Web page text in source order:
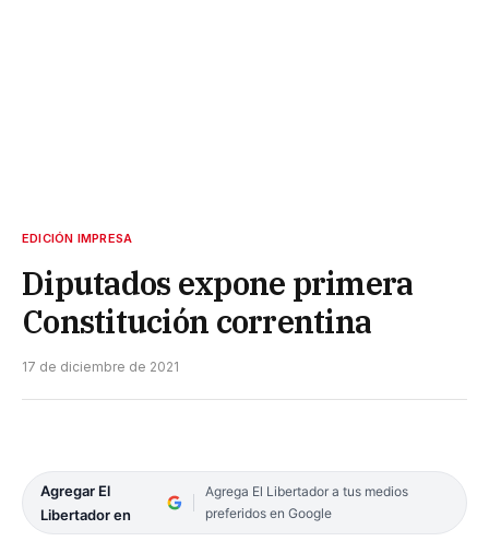
EDICIÓN IMPRESA
Diputados expone primera
Constitución correntina
17 de diciembre de 2021
Agregar El
Libertador en
Agrega El Libertador a tus medios
preferidos en Google